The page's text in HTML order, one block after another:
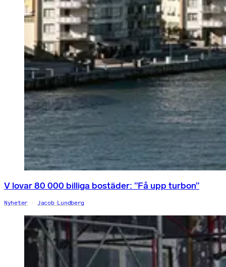
V lovar 80 000 billiga bostäder: ”Få upp turbon”
Nyheter Jacob Lundberg